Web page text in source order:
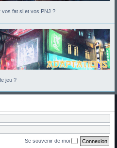
vos fat si et vos PNJ ?
jeu ?
Se souvenir de moi